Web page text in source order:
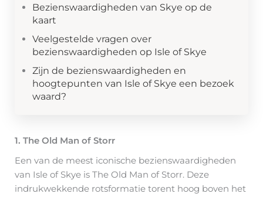
Bezienswaardigheden van Skye op de
kaart
Veelgestelde vragen over
bezienswaardigheden op Isle of Skye
Zijn de bezienswaardigheden en
hoogtepunten van Isle of Skye een bezoek
waard?
1. The Old Man of Storr
Een van de meest iconische bezienswaardigheden
van Isle of Skye is The Old Man of Storr. Deze
indrukwekkende rotsformatie torent hoog boven het